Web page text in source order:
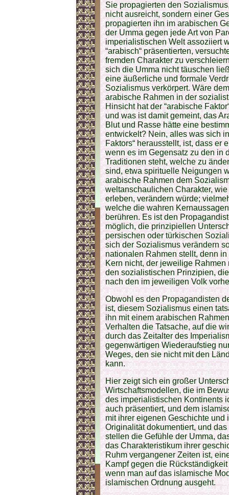
Sie propagierten den
nicht ausreicht, sondern einer
propagierten ihn im arabischen
der Umma gegen jede Art von
imperialistischen Welt assoziiert
“arabisch“ präsentierten,
fremden Charakter zu
sich die Umma nicht täuschen
eine äußerliche und formale
Sozialismus verkörpert. Wäre
arabische Rahmen in der
Hinsicht hat der “arabische
und was ist damit gemeint, das
Blut und Rasse hätte eine
entwickelt? Nein, alles was sich
Faktors“ herausstellt, ist, dass er
wenn es im Gegensatz zu den in
Traditionen steht, welche zu
sind, etwa spirituelle Neigungen
arabische Rahmen dem
weltanschaulichen Charakter,
erleben, verändern würde;
welche die wahren
berühren. Es ist den
möglich, die prinzipiellen
persischen oder türkischen
sich der Sozialismus verändern
nationalen Rahmen stellt, denn
Kern nicht, der jeweilige
den sozialistischen Prinzipien,
nach den im jeweiligen Volk
Obwohl es den Propagandisten
ist, diesem Sozialismus einen
ihn mit einem arabischen
Verhalten die Tatsache, auf die
durch das Zeitalter des
gegenwärtigen Wiederaufstieg
Weges, den sie nicht mit den
kann.
Hier zeigt sich ein großer
Wirtschaftsmodellen, die im
des imperialistischen Kontinents
auch präsentiert, und dem
mit ihrer eigenen Geschichte
Originalität dokumentiert, und
stellen die Gefühle der Umma,
das Charakteristikum ihrer
Ruhm vergangener Zeiten ist,
Kampf gegen die
wenn man auf das islamische
islamischen Ordnung ausgeht.